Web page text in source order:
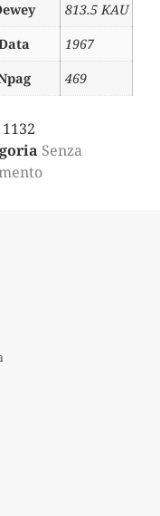
813.5 KAU
1967
469
1132
Senza